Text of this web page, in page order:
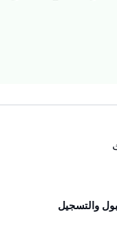
والتسجيل